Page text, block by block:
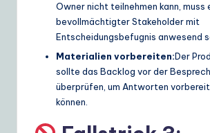
Owner nicht teilnehmen kann, muss
bevollmächtigter Stakeholder mit
Entscheidungsbefugnis anwesend
Materialien vorbereiten:Der
sollte das Backlog vor der
überprüfen, um Antworten vorbereit
können.